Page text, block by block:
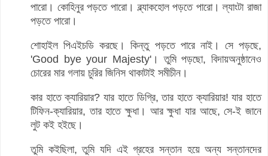
পারো। কোহিনুর পড়তে পারো। ব্ল্যাকহোল পড়তে পারো। ল্যাংটা রাজা
পড়তে পারো।
শোহাইল পিএইচডি করছে। কিন্তু পড়তে পারে নাই। সে পড়ছে,
'Good bye your Majesty'। তুমি পড়ছো, বিদায়অনুষ্ঠানেও
চোরের মার গলায় চুরির জিনিস থাকাটাই সমীচীন।
কার হাতে ক্যারিয়ার? যার হাতে ডিগ্রি, তার হাতে ক্যারিয়ার! যার হাতে
টিফিন-ক্যারিয়ার, তার হাতে ক্ষুধা। আর ক্ষুধা যার আছে, সে-ই জানে
লুট কই হইছে।
তুমি কইছিলা, তুমি যদি এই গ্রহের সন্তান হয়ে অন্য সন্তানদের